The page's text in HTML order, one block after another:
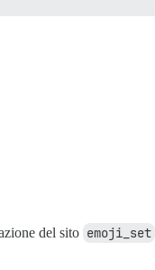
del sito emoji_set